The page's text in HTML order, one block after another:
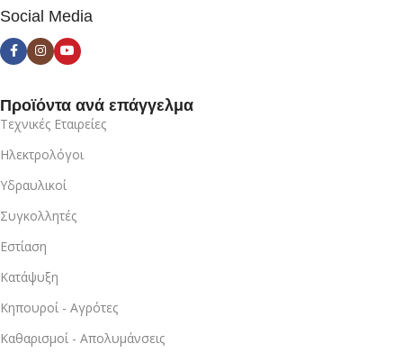
Social Media
Προϊόντα ανά επάγγελμα
Τεχνικές Εταιρείες
Ηλεκτρολόγοι
Υδραυλικοί
Συγκολλητές
Εστίαση
Κατάψυξη
Κηπουροί - Αγρότες
Καθαρισμοί - Απολυμάνσεις